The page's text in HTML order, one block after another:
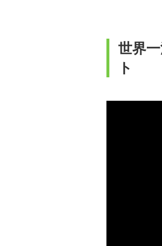
世界
ト